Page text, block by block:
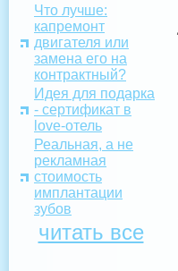
Что лучше:
капремонт
двигателя или
замена его на
контрактный?
Идея для подарка
- сертификат в
love-отель
Реальная, а не
рекламная
стоимость
имплантации
зубов
читать все